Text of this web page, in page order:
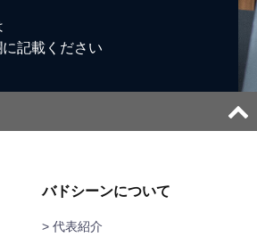
記載ください
バドシーンについて
> 代表紹介